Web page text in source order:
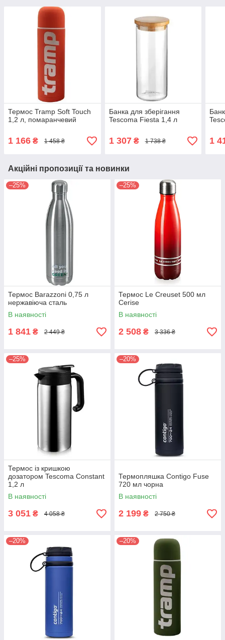
Термос Tramp Soft Touch
1,2 л, помаранчевий
1 166 ₴ 1 458 ₴
Банка для зберігання
Tescoma Fiesta 1,4 л
1 307₴ 1 738 ₴ 1
Акційні пропозиції та новинки
–25%
Термос Barazzoni 0,75 л
нержавіюча сталь
В наявності
1 841 ₴ 2 449 ₴
–25%
Термос Le Creuset 500 мл
Сerise
В наявності
2 508 ₴ 3 336 ₴
–25%
Термос із кришкою
дозатором Tescoma Constant
1,2 л
В наявності
3 051 ₴ 4 058 ₴
–20%
Термопляшка Contigo Fuse
720 мл чорна
В наявності
2 199 ₴ 2 750 ₴
–20% –20%